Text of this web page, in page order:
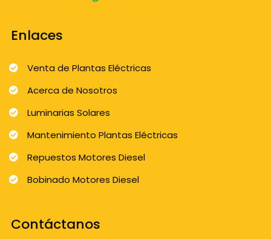
Enlaces
Venta de Plantas Eléctricas
Acerca de Nosotros
Luminarias Solares
Mantenimiento Plantas Eléctricas
Repuestos Motores Diesel
Bobinado Motores Diesel
Contáctanos